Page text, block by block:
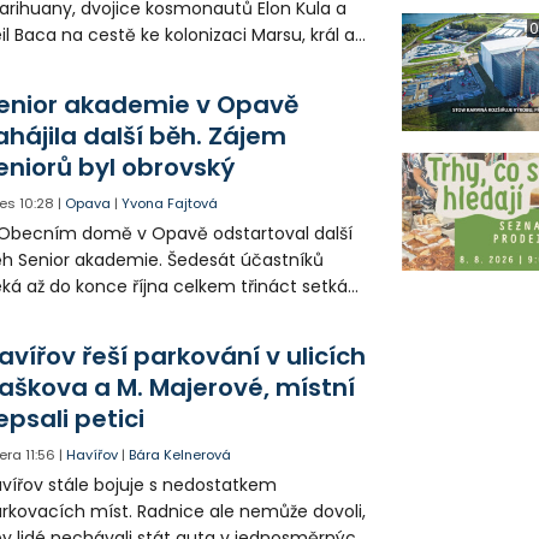
dvojice kosmonautů Elon Kula a
Baca na cestě ke kolonizaci Marsu, král a
a místostarosta David Kula.
akademie v Opavě
další běh. Zájem
byl obrovský
10:28 | Opava |Yvona Fajtová
domě v Opavě odstartoval další
Senior akademie. Šedesát účastníků
až do konce října celkem třináct setkání
certifikáty o absolvování studia a
dárky.
řeší parkování v ulicích
a M. Majerové, místní
petici
11:56 |Havířov |Bára Kelnerová
stále bojuje s nedostatkem
míst. Radnice ale nemůže dovoli,